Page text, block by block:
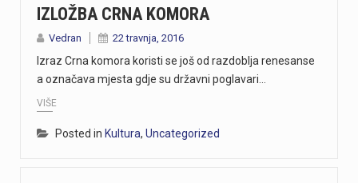
IZLOŽBA CRNA KOMORA
Vedran 22 travnja, 2016
Izraz Crna komora koristi se još od razdoblja renesanse
a označava mjesta gdje su državni poglavari…
VIŠE
Posted in Kultura, Uncategorized